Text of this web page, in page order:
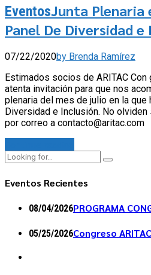
EventosJunta Plenaria
Panel De Diversidad e
07/22/2020by Brenda Ramírez
Estimados socios de ARITAC
atenta invitación para que nos
plenaria del mes de julio en la que
Diversidad e Inclusión. No
por correo a contacto@aritac.com
Eventos Recientes
08/04/2026PROGRAMA
05/25/2026Congreso